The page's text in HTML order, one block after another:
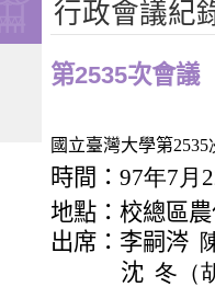
行政會議紀
第2535次會議
國立臺灣大學第
時間： 97年7月
地點：校總區
出席：李嗣涔
沈 冬（